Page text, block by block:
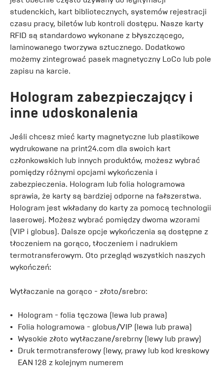
studenckich, kart bibliotecznych, systemów rejestracji
czasu pracy, biletów lub kontroli dostępu. Nasze karty
RFID są standardowo wykonane z błyszczącego,
laminowanego tworzywa sztucznego. Dodatkowo
możemy zintegrować pasek magnetyczny LoCo lub pole
zapisu na karcie.
Hologram zabezpieczający i
inne udoskonalenia
Jeśli chcesz mieć karty magnetyczne lub plastikowe
wydrukowane na print24.com dla swoich kart
członkowskich lub innych produktów, możesz wybrać
pomiędzy różnymi opcjami wykończenia i
zabezpieczenia. Hologram lub folia hologramowa
sprawia, że karty są bardziej odporne na fałszerstwa.
Hologram jest wkładany do karty za pomocą technologii
laserowej. Możesz wybrać pomiędzy dwoma wzorami
(VIP i globus). Dalsze opcje wykończenia są dostępne z
tłoczeniem na gorąco, tłoczeniem i nadrukiem
termotransferowym. Oto przegląd wszystkich naszych
wykończeń:
Wytłaczanie na gorąco - złoto/srebro:
Hologram - folia tęczowa (lewa lub prawa)
Folia hologramowa - globus/VIP (lewa lub prawa)
Wysokie złoto wytłaczane/srebrny (lewy lub prawy)
Druk termotransferowy (lewy, prawy lub kod kreskowy
EAN 128 z kolejnym numerem